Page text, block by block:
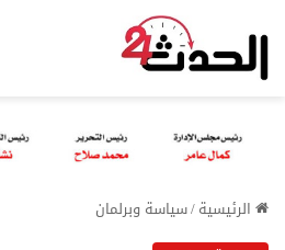
الرئيسية/سياسة وبرلمان